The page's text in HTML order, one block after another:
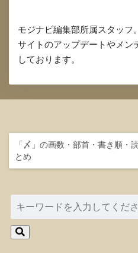
モジナビ編集部所属スタッフ
サイトのアップデートやメン
しております。
「〆」の画数・部首・書き順・
とめ